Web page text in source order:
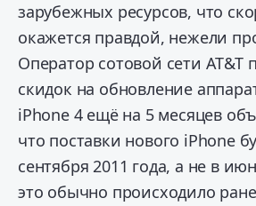
зарубежных ресурсов, что
окажется правдой, нежели
Оператор сотовой сети AT&T
скидок на обновление
iPhone 4 ещё на 5 месяцев
что поставки нового iPhone
сентября 2011 года, а не в
это обычно происходило